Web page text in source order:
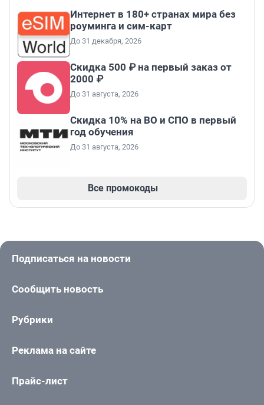
Интернет в 180+ странах мира без
роуминга и сим-карт
До 31 декабря, 2026
Скидка 500 ₽ на первый заказ от
2000 ₽
До 31 августа, 2026
Скидка 10% на ВО и СПО в первый
год обучения
До 31 августа, 2026
Все промокоды
Подписаться на новости
Сообщить новость
Рубрики
Реклама на сайте
Прайс-лист